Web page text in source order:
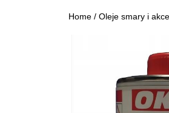
Home /Oleje smary i